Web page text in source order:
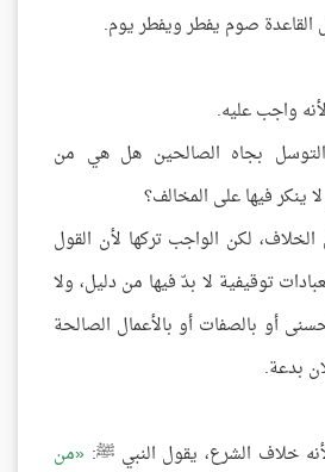
القاعدة صوم يفطر ويفطر يوم.
واجب عليه.
بجاه الصالحين هل هي من
ينكر فيها على المخالف؟
لكن الواجب تركها لأن القول
توقيفية لا بدّ فيها من دليل، ولا
أو بالصفات أو بالأعمال الصالحة
بدعة.
خلاف الشرع، يقول النبي ﷺ: من